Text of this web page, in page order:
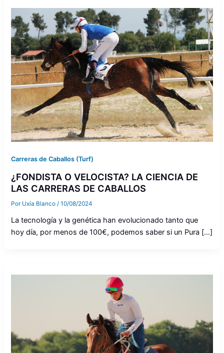
Carreras de Caballos (Turf)
¿FONDISTA O VELOCISTA? LA CIENCIA DE
LAS CARRERAS DE CABALLOS
Por Uxía Blanco/10/08/2024
La tecnología y la genética han evolucionado tanto que
hoy día, por menos de 100€, podemos saber si un Pura […]